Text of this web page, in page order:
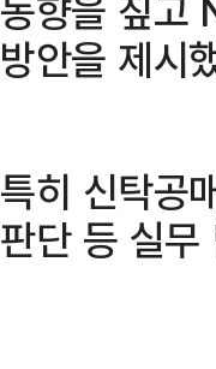
방안을 제시
특히 신탁공
판단 등 실무